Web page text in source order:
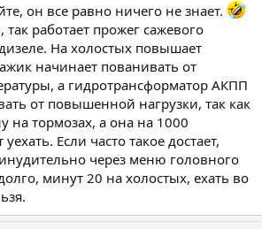
он все равно ничего не знает.
работает прожег сажевого
На холостых повышает
начинает пованивать от
а гидротрансформатор АКПП
от повышенной нагрузки, так как
тормозах, а она на 1000
Если часто такое достает,
через меню головного
минут 20 на холостых, ехать во